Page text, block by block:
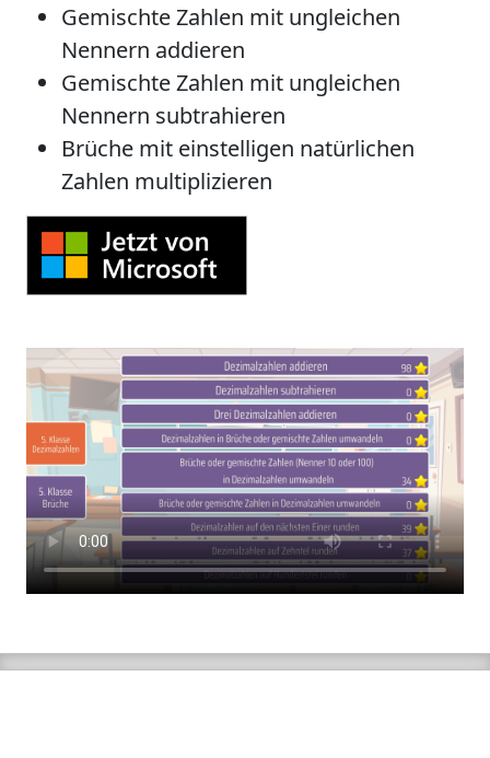
Gemischte Zahlen mit ungleichen
Nennern addieren
Gemischte Zahlen mit ungleichen
Nennern subtrahieren
Brüche mit einstelligen natürlichen
Zahlen multiplizieren